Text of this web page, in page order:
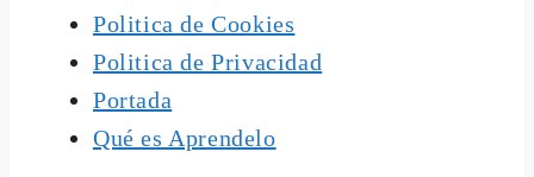
Politica de Cookies
Politica de Privacidad
Portada
Qué es Aprendelo